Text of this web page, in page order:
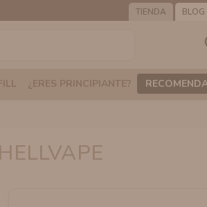
TIENDA BLOG
¿ERES PRINCIPIANTE?